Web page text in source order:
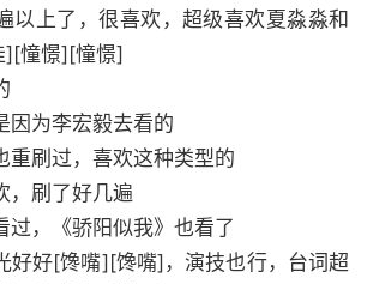
以上了，很喜欢，超级喜欢夏淼淼和
憧憬][憧憬]
因为李宏毅去看的
重刷过，喜欢这种类型的
，刷了好几遍
过，《骄阳似我》也看了
好好[馋嘴][馋嘴]，演技也行，台词超